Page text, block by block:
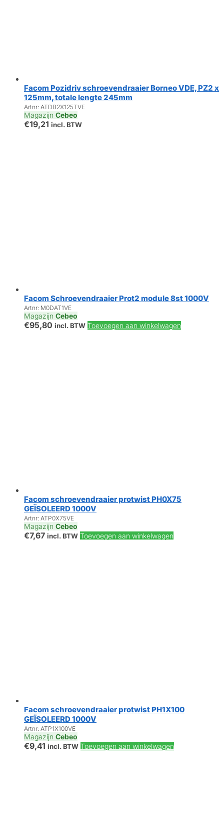
Facom Pozidriv schroevendraaier Borneo VDE, PZ2 x
125mm, totale lengte 245mm
Artnr: ATDB2X125TVE
Magazijn Cebeo
€19,21 incl. BTW
Facom Schroevendraaier Prot2 module 8st 1000V
Artnr: M0DAT1VE
Magazijn Cebeo
€95,80 incl. BTW Toevoegen aan winkelwagen
Facom schroevendraaier protwist PH0X75
GEÏSOLEERD 1000V
Artnr: ATP0X75VE
Magazijn Cebeo
€7,67 incl. BTW Toevoegen aan winkelwagen
Facom schroevendraaier protwist PH1X100
GEÏSOLEERD 1000V
Artnr: ATP1X100VE
Magazijn Cebeo
€9,41 incl. BTW Toevoegen aan winkelwagen